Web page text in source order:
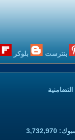
بنترست بلوكر